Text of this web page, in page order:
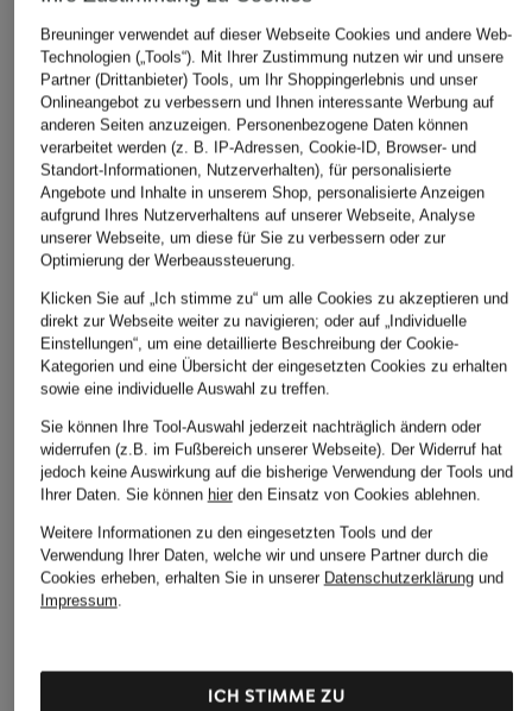
T-Shirt CLEO
Breuninger verwendet auf dieser Webseite Cookies und andere Web-
Technologien („Tools“). Mit Ihrer Zustimmung nutzen wir und unsere
Partner (Drittanbieter) Tools, um Ihr Shoppingerlebnis und unser
Onlineangebot zu verbessern und Ihnen interessante Werbung auf
anderen Seiten anzuzeigen. Personenbezogene Daten können
verarbeitet werden (z. B. IP-Adressen, Cookie-ID, Browser- und
Standort-Informationen, Nutzerverhalten), für personalisierte
Angebote und Inhalte in unserem Shop, personalisierte Anzeigen
aufgrund Ihres Nutzerverhaltens auf unserer Webseite, Analyse
unserer Webseite, um diese für Sie zu verbessern oder zur
Optimierung der Werbeaussteuerung.
Klicken Sie auf „Ich stimme zu“ um alle Cookies zu akzeptieren und
direkt zur Webseite weiter zu navigieren; oder auf „Individuelle
Einstellungen“, um eine detaillierte Beschreibung der Cookie-
Kategorien und eine Übersicht der eingesetzten Cookies zu erhalten
sowie eine individuelle Auswahl zu treffen.
Sie können Ihre Tool-Auswahl jederzeit nachträglich ändern oder
widerrufen (z.B. im Fußbereich unserer Webseite). Der Widerruf hat
jedoch keine Auswirkung auf die bisherige Verwendung der Tools und
Ihrer Daten. Sie können hierden Einsatz von Cookies ablehnen.
Weitere Informationen zu den eingesetzten Tools und der
Verwendung Ihrer Daten, welche wir und unsere Partner durch die
Cookies erheben, erhalten Sie in unserer Datenschutzerklärungund
Impressum.
ICH STIMME ZU